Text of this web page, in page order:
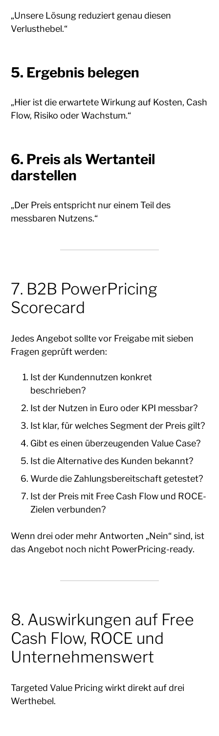
„Unsere Lösung reduziert genau diesen
Verlusthebel.“
5. Ergebnis belegen
„Hier ist die erwartete Wirkung auf Kosten, Cash
Flow, Risiko oder Wachstum.“
6. Preis als Wertanteil
darstellen
„Der Preis entspricht nur einem Teil des
messbaren Nutzens.“
7. B2B PowerPricing
Scorecard
Jedes Angebot sollte vor Freigabe mit sieben
Fragen geprüft werden:
Ist der Kundennutzen konkret
beschrieben?
Ist der Nutzen in Euro oder KPI messbar?
Ist klar, für welches Segment der Preis gilt?
Gibt es einen überzeugenden Value Case?
Ist die Alternative des Kunden bekannt?
Wurde die Zahlungsbereitschaft getestet?
Ist der Preis mit Free Cash Flow und ROCE-
Zielen verbunden?
Wenn drei oder mehr Antworten „Nein“ sind, ist
das Angebot noch nicht PowerPricing-ready.
8. Auswirkungen auf Free
Cash Flow, ROCE und
Unternehmenswert
Targeted Value Pricing wirkt direkt auf drei
Werthebel.